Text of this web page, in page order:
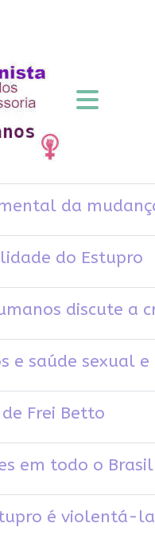
da
do Estupro
discute
e saúde sexual
Frei Betto
em todo o
é violentá-